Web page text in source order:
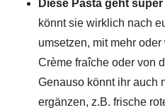
Diese Pasta geht super
könnt sie wirklich nach
umsetzen, mit mehr
Crème fraîche oder von
Genauso könnt ihr auch
ergänzen, z.B. frische